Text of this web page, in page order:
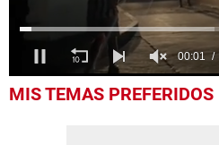
seconds
MIS TEMAS PREFERIDOS